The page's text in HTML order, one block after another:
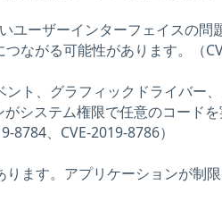
ユーザーインターフェイスの問
ながる可能性があります。（
ント、グラフィックドライバー
システム権限で任意のコードを
8784、CVE-2019-8786）
ります。アプリケーションが制